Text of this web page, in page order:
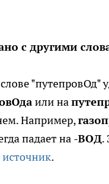
с другими
"путепровОд"
или на
Например,
падает на -ВОД.
источник.